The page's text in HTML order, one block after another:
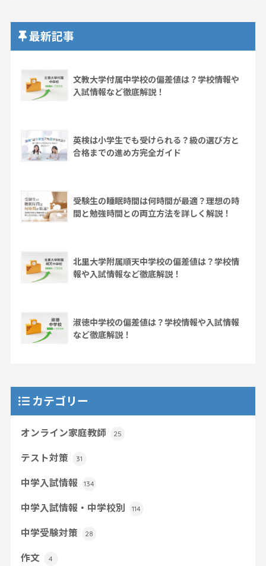
最新記事
文教大学付属中学校の偏差値は？学校情報や
入試情報など徹底解説！
英検は小学生でも受けられる？級の選び方と
合格までの進め方完全ガイド
受験生の睡眠時間は何時間が最適？理想の時
間と勉強時間との両立方法を詳しく解説！
北里大学附属順天中学校の偏差値は？学校情
報や入試情報など徹底解説！
淑徳中学校の偏差値は？学校情報や入試情報
など徹底解説！
カテゴリー
オンライン家庭教師 25
テスト対策 31
中学入試情報 134
中学入試情報・中学校別 114
中学受験対策 28
作文 4